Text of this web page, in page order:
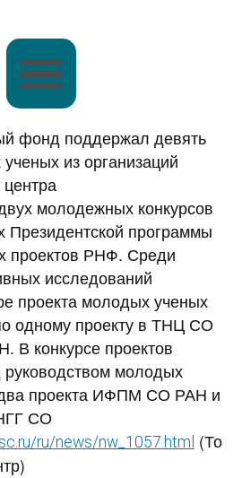
фонд поддержал девять
из организаций
центра
молодежных конкурсов
Президентской программы
проектов РНФ. Среди
исследований
проекта молодых ученых
проекту в ТНЦ СО
конкурсе проектов
руководством молодых
проекта ИФПМ СО РАН и
СО
ru/news/nw_1057.html (То